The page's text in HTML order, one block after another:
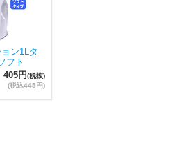
ン1Lタ
ト
405円(税抜)
(税込445円)